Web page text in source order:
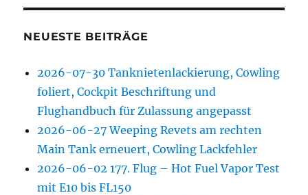
NEUESTE BEITRÄGE
2026-07-30 Tanknietenlackierung, Cowling
foliert, Cockpit Beschriftung und
Flughandbuch für Zulassung angepasst
2026-06-27 Weeping Revets am rechten
Main Tank erneuert, Cowling Lackfehler
2026-06-02 177. Flug – Hot Fuel Vapor Test
mit E10 bis FL150